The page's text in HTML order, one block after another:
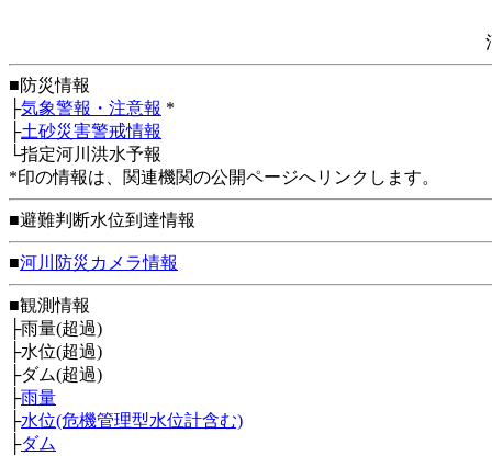
■防災情報
├気象警報・注意報 *
├土砂災害警戒情報
└指定河川洪水予報
*印の情報は、関連機関の公開ページへリンクします。
■避難判断水位到達情報
■河川防災カメラ情報
■観測情報
├雨量(超過)
├水位(超過)
├ダム(超過)
├雨量
├水位(危機管理型水位計含む)
├ダム